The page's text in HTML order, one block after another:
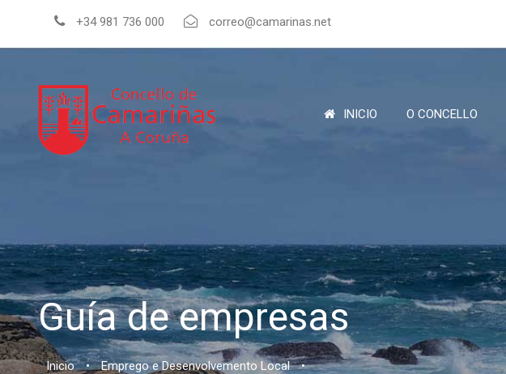
+34 981 736 000 correo@camarinas.net
INICIO O CONCELLO
Guía de empresas
Inicio • Emprego e Desenvolvemento Local •